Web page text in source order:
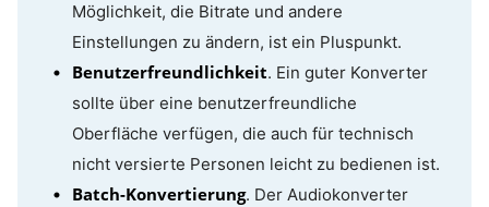
Möglichkeit, die Bitrate und andere
Einstellungen zu ändern, ist ein Pluspunkt.
Benutzerfreundlichkeit. Ein guter Konverter
sollte über eine benutzerfreundliche
Oberfläche verfügen, die auch für technisch
nicht versierte Personen leicht zu bedienen ist.
Batch-Konvertierung. Der Audiokonverter